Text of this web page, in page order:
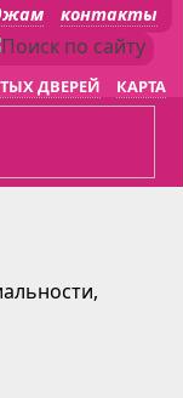
контакты
ДВЕРЕЙ КАРТА